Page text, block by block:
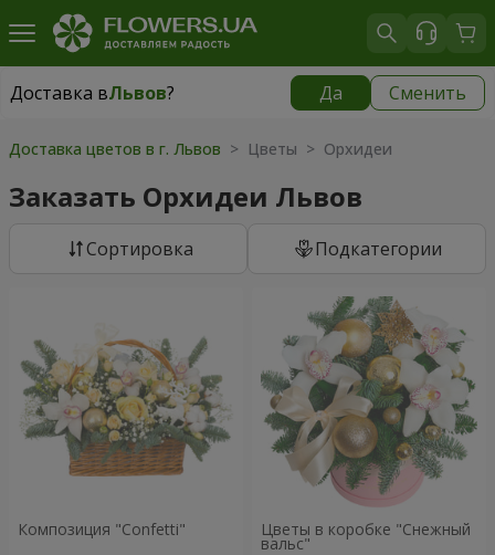
Доставка вЛьвов? Да Сменить
Доставка вЛьвов|
Доставка цветов в г. Львов > Цветы > Орхидеи
Заказать Орхидеи Львов
Cортировка Подкатегории
Композиция "Confetti" Цветы в коробке "Снежный
вальс"